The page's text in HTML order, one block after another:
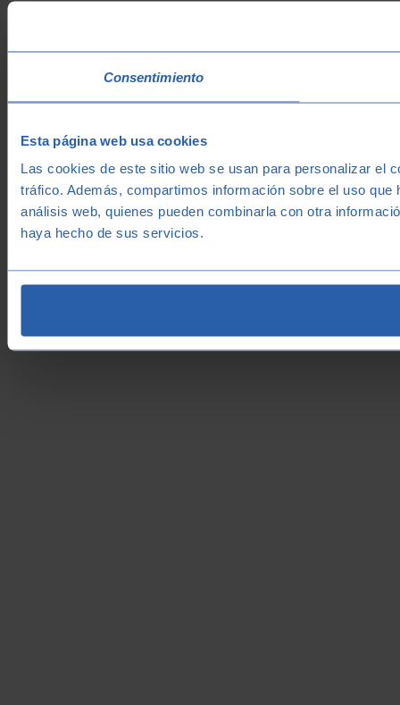
Consentimiento
Esta página web usa cookies
Las cookies de este sitio web se usan para personalizar el
tráfico. Además, compartimos información sobre el uso
análisis web, quienes pueden combinarla con otra
haya hecho de sus servicios.